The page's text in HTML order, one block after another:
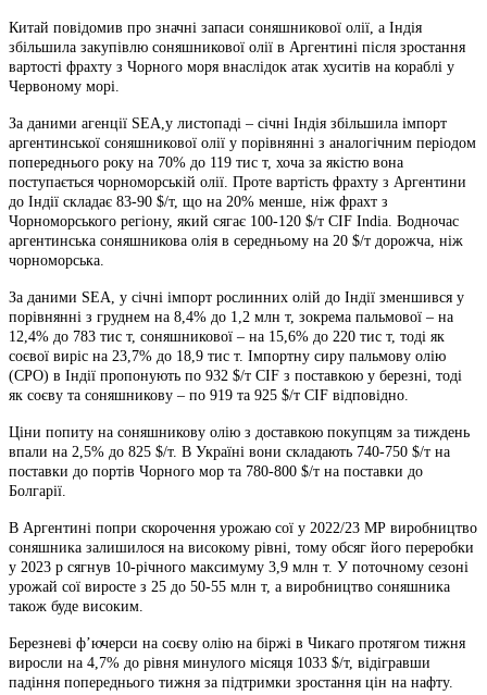
Китай повідомив про значні запаси соняшникової олії, а Індія
збільшила закупівлю соняшникової олії в Аргентині після зростання
вартості фрахту з Чорного моря внаслідок атак хуситів на кораблі у
Червоному морі.
За даними агенції SEA,у листопаді – січні Індія збільшила імпорт
аргентинської соняшникової олії у порівнянні з аналогічним періодом
попереднього року на 70% до 119 тис т, хоча за якістю вона
поступається чорноморській олії. Проте вартість фрахту з Аргентини
до Індії складає 83-90 $/т, що на 20% менше, ніж фрахт з
Чорноморського регіону, який сягає 100-120 $/т CIF India. Водночас
аргентинська соняшникова олія в середньому на 20 $/т дорожча, ніж
чорноморська.
За даними SEA, у січні імпорт рослинних олій до Індії зменшився у
порівнянні з груднем на 8,4% до 1,2 млн т, зокрема пальмової – на
12,4% до 783 тис т, соняшникової – на 15,6% до 220 тис т, тоді як
соєвої виріс на 23,7% до 18,9 тис т. Імпортну сиру пальмову олію
(СРО) в Індії пропонують по 932 $/т CIF з поставкою у березні, тоді
як соєву та соняшникову – по 919 та 925 $/т CIF відповідно.
Ціни попиту на соняшникову олію з доставкою покупцям за тиждень
впали на 2,5% до 825 $/т. В Україні вони складають 740-750 $/т на
поставки до портів Чорного мор та 780-800 $/т на поставки до
Болгарії.
В Аргентині попри скорочення урожаю сої у 2022/23 МР виробництво
соняшника залишилося на високому рівні, тому обсяг його переробки
у 2023 р сягнув 10-річного максимуму 3,9 млн т. У поточному сезоні
урожай сої виросте з 25 до 50-55 млн т, а виробництво соняшника
також буде високим.
Березневі ф’ючерси на соєву олію на біржі в Чикаго протягом тижня
виросли на 4,7% до рівня минулого місяця 1033 $/т, відігравши
падіння попереднього тижня за підтримки зростання цін на нафту.